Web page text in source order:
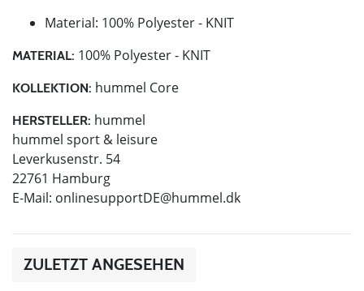
Material: 100% Polyester - KNIT
MATERIAL: 100% Polyester - KNIT
KOLLEKTION: hummel Core
HERSTELLER: hummel
hummel sport & leisure
Leverkusenstr. 54
22761 Hamburg
E-Mail: onlinesupportDE@hummel.dk
ZULETZT ANGESEHEN